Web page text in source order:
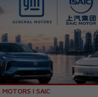
MOTORS I SAIC